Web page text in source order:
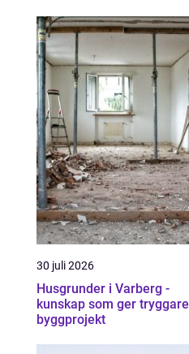
30 juli 2026
Husgrunder i Varberg -
kunskap som ger tryggare
byggprojekt